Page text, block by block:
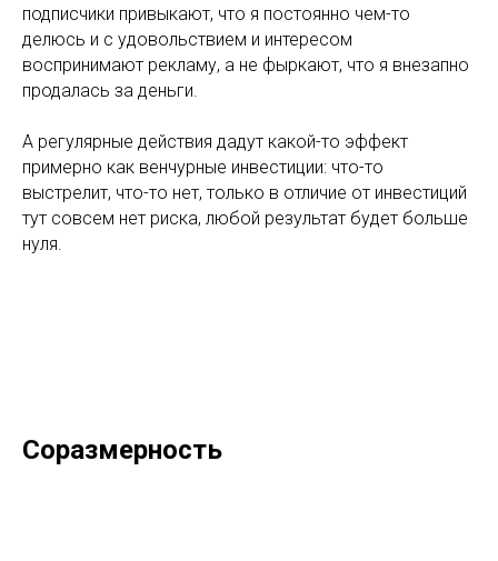
подписчики привыкают, что я постоянно чем-то
делюсь и с удовольствием и интересом
воспринимают рекламу, а не фыркают, что я внезапно
продалась за деньги.
А регулярные действия дадут какой-то эффект
примерно как венчурные инвестиции: что-то
выстрелит, что-то нет, только в отличие от инвестиций
тут совсем нет риска, любой результат будет больше
нуля.
Соразмерность